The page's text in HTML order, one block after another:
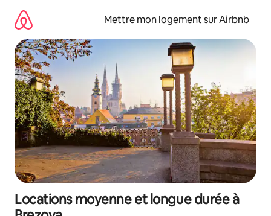
directement
contenu
Mettre mon logement sur Airbnb
Locations moyenne et longue durée à